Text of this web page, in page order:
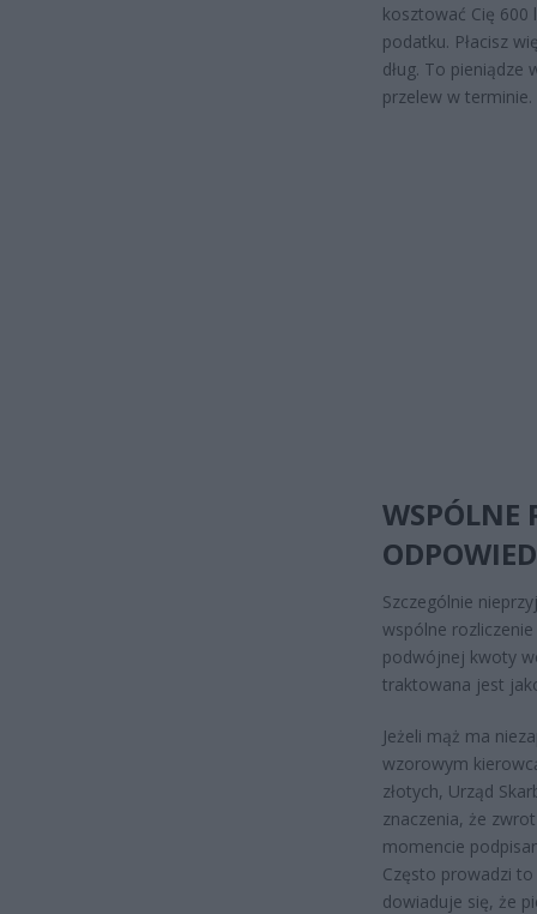
kosztować Cię 600
podatku. Płacisz
dług. To pieniądze
przelew w terminie.
WSPÓLNE
Szczególnie
wspólne
podwójnej kwoty
traktowana jest
Jeżeli mąż ma
wzorowym
złotych, Urząd
znaczenia, że
momencie
Często prowadzi
dowiaduje się, że